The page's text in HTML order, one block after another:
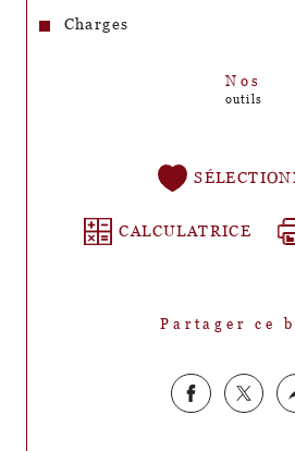
Charges
Nos
outils
CALCULATRICE
Partager ce